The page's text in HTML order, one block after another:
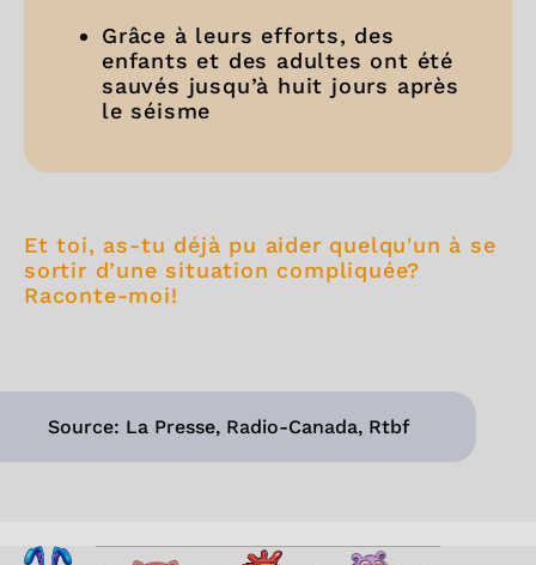
Grâce à leurs efforts, des
enfants et des adultes ont été
sauvés jusqu’à huit jours après
le séisme
Et toi, as-tu déjà pu aider quelqu'un à se
sortir d’une situation compliquée?
Raconte-moi!
Source: La Presse, Radio-Canada, Rtbf